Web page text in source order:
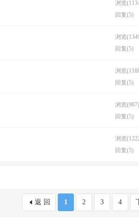
浏览
回复(5)
浏览
回复(5)
浏览
回复(5)
浏览(987)
回复(5)
浏览
回复(5)
1 2 3 4
返 回